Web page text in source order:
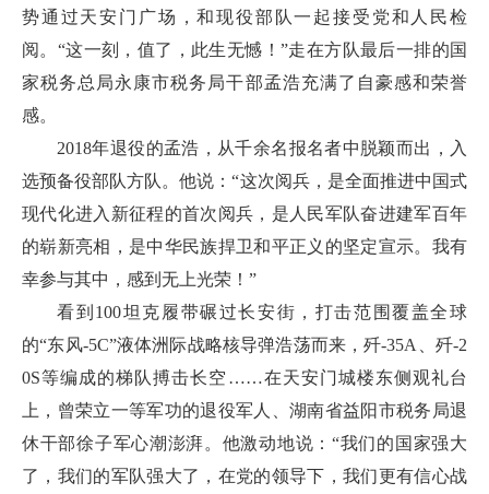
势通过天安门广场，和现役部队一起接受党和人民检
阅。“这一刻，值了，此生无憾！”走在方队最后一排的国
家税务总局永康市税务局干部孟浩充满了自豪感和荣誉
感。
2018年退役的孟浩，从千余名报名者中脱颖而出，入
选预备役部队方队。他说：“这次阅兵，是全面推进中国式
现代化进入新征程的首次阅兵，是人民军队奋进建军百年
的崭新亮相，是中华民族捍卫和平正义的坚定宣示。我有
幸参与其中，感到无上光荣！”
看到100坦克履带碾过长安街，打击范围覆盖全球
的“东风-5C”液体洲际战略核导弹浩荡而来，歼-35A、歼-2
0S等编成的梯队搏击长空……在天安门城楼东侧观礼台
上，曾荣立一等军功的退役军人、湖南省益阳市税务局退
休干部徐子军心潮澎湃。他激动地说：“我们的国家强大
了，我们的军队强大了，在党的领导下，我们更有信心战